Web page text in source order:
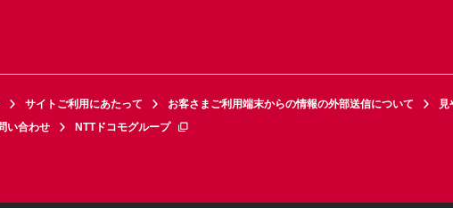
サイトご利用にあたって お客さまご利用端末からの情報の外部送信について
見
い合わせ NTTドコモグループ